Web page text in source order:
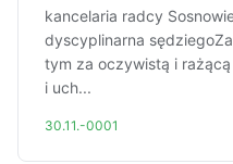
kancelaria radcy
dyscyplinarna
tym za oczywistą i
i uch...
30.11.-0001